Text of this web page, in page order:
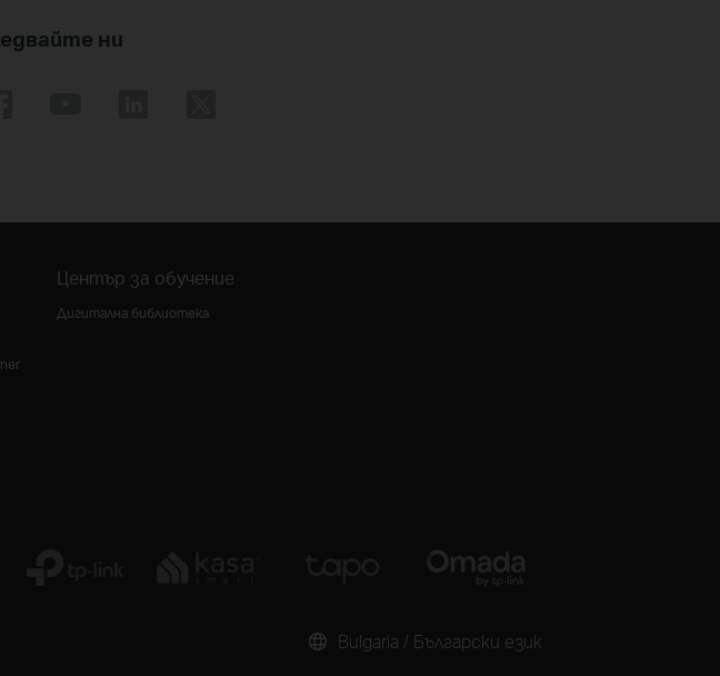
ни
Център за обучение
Дигитална библиотека
Bulgaria / Български език